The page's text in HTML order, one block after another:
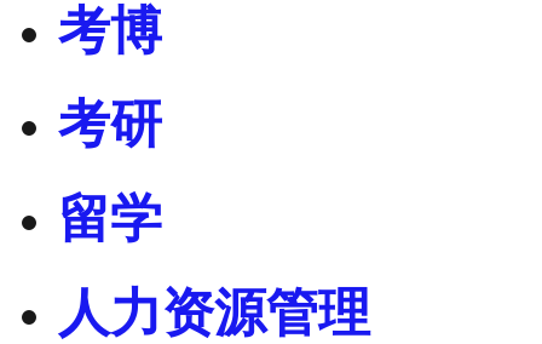
考博
考研
留学
人力资源管理